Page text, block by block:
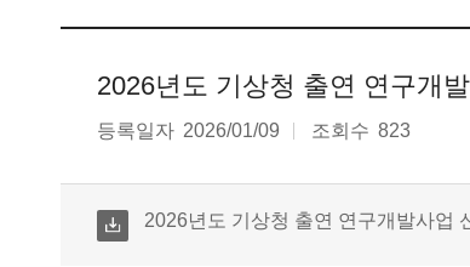
2026년도 기상청 출연 연구개
등록일자 2026/01/09 조회수 823
다운로드2026년도 기상청 출연 연구개발사업